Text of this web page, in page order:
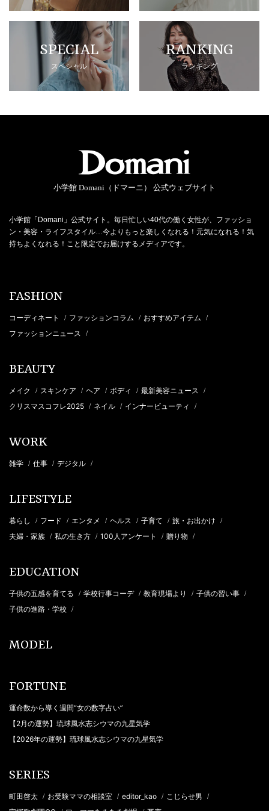
SPECIAL
スペシャル
RANKING
ランキング
小学館 Domani（ドマーニ） 公式ウェブサイト
小学館「Domani」公式サイト。毎日忙しい40代の働く女性が、ファッショ
ン・美容・ライフスタイル…今よりもっと楽しくなれる！元気になれる！気
持ちよくなれる！こと限定でお届けするメディアです。
FASHION
コーディネート / ファッションコラム / おすすめアイテム /
ファッションニュース /
BEAUTY
メイク / スキンケア / ヘア / ボディ / 最新美容ニュース /
クリスマスコフレ2025 / ネイル / インナービューティ /
WORK
雑学 / 仕事 / デジタル /
LIFESTYLE
暮らし / フード / エンタメ / ヘルス / 子育て / 旅・お出かけ /
夫婦・家族 / 私の生き方 / 100人アンケート / 贈り物 /
EDUCATION
子供の五感を育てる / 学校行事コーデ / 教育現場より / 子供の習い事 /
子供の進路・学校 /
MODEL
FORTUNE
運命数から導く週間“女の数字占い”
【2月の運勢】琉球風水志シウマの九星気学
【2026年の運勢】琉球風水志シウマの九星気学
SERIES
町田啓太 / お受験ママの相談室 / editor_kao / こじらせ男 /